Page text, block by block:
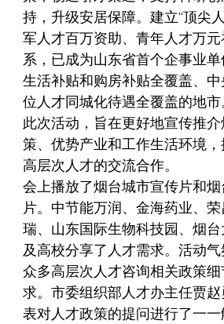
持，升级安居保障。建立“顶尖
军人才百万资助、青年人才万元
系，已成为山东省首个企事业
生活补贴和购房补贴全覆盖、
位人才同城化待遇全覆盖的地
此次活动，旨在更好地宣传推
策、优势产业和工作生活环境
高层次人才的交流合作。
会上播放了烟台城市宣传片和
片。中节能万润、金海药业、
瑞、山东国际生物科技园、烟
及高校分享了人才需求。活动
众多高层次人才咨询相关政策
求。市委组织部人才办主任贾
表对人才政策的提问进行了一一